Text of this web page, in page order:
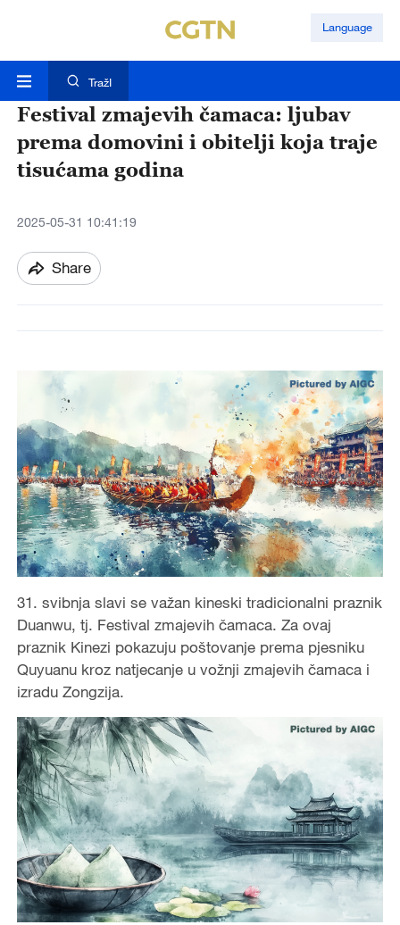
Language
TražI
Festival zmajevih čamaca: ljubav
prema domovini i obitelji koja traje
tisućama godina
2025-05-31 10:41:19
Share
31. svibnja slavi se važan kineski tradicionalni praznik
Duanwu, tj. Festival zmajevih čamaca. Za ovaj
praznik Kinezi pokazuju poštovanje prema pjesniku
Quyuanu kroz natjecanje u vožnji zmajevih čamaca i
izradu Zongzija.